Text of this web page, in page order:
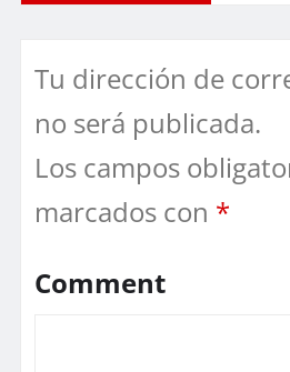
Tu dirección de
no será publicada.
Los campos
marcados con *
Comment